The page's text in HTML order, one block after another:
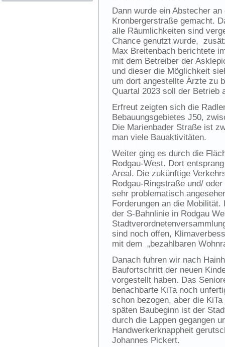
Dann wurde ein Abstecher
Kronbergerstraße gemacht.
alle Räumlichkeiten sind
Chance genutzt wurde,
Max Breitenbach berichtete
mit dem Betreiber der
und dieser die Möglichkeit
um dort angestellte Ärzte zu
Quartal 2023 soll der Betrieb
Erfreut zeigten sich die
Bebauungsgebietes J50,
Die Marienbader Straße ist
man viele Bauaktivitäten.
Weiter ging es durch die
Rodgau-West. Dort
Areal. Die zukünftige
Rodgau-Ringstraße und/
sehr problematisch
Forderungen an die
der S-Bahnlinie in Rodgau
sind noch offen,
mit dem „bezahlbaren
Danach fuhren wir nach
Baufortschritt der neuen
vorgestellt haben. Das
benachbarte KiTa noch
schon bezogen, aber die
späten Baubeginn ist der
durch die Lappen gegangen
Handwerkerknappheit
Johannes Pickert.